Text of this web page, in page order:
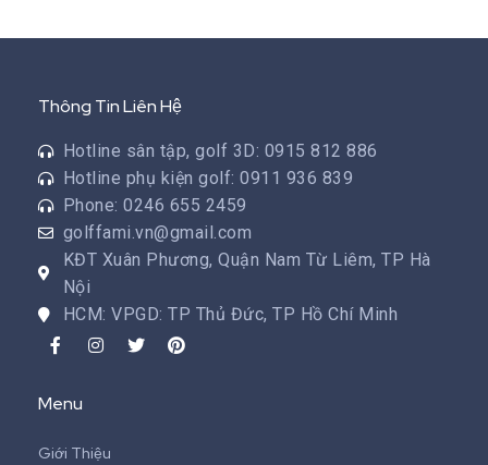
Thông Tin Liên Hệ
Hotline sân tập, golf 3D: 0915 812 886
Hotline phụ kiện golf: 0911 936 839
Phone: 0246 655 2459
golffami.vn@gmail.com
KĐT Xuân Phương, Quận Nam Từ Liêm, TP Hà
Nội
HCM: VPGD: TP Thủ Đức, TP Hồ Chí Minh
Menu
Giới Thiệu